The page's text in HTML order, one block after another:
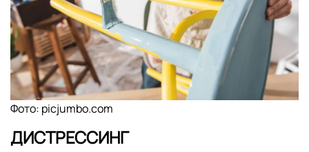
Фото: picjumbo.com
ДИСТРЕССИНГ